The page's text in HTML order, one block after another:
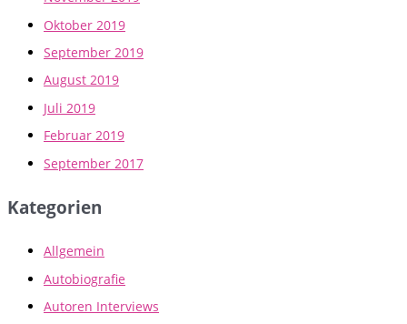
Oktober 2019
September 2019
August 2019
Juli 2019
Februar 2019
September 2017
Kategorien
Allgemein
Autobiografie
Autoren Interviews